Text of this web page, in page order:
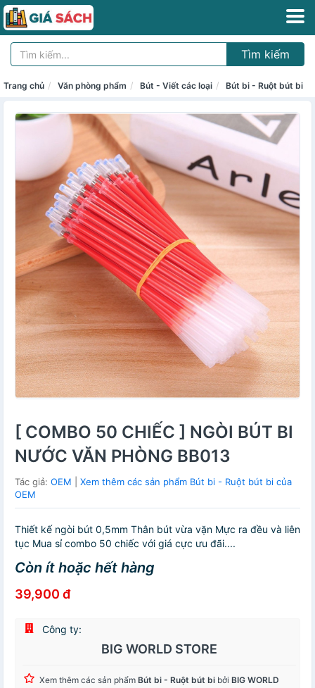
Tìm kiếm
Trang chủ Văn phòng phẩm Bút - Viết các loại Bút bi - Ruột bút bi
[ COMBO 50 CHIẾC ] NGÒI BÚT BI
NƯỚC VĂN PHÒNG BB013
Tác giả: OEM
Xem thêm các sản phẩm Bút bi - Ruột bút bi của
OEM
Thiết kế ngòi bút 0,5mm Thân bút vừa vặn Mực ra đều và liên
tục Mua sỉ combo 50 chiếc với giá cực ưu đãi....
Còn ít hoặc hết hàng
39,900 đ
Công ty:
BIG WORLD STORE
Xem thêm các sản phẩm Bút bi - Ruột bút bi bởi BIG WORLD